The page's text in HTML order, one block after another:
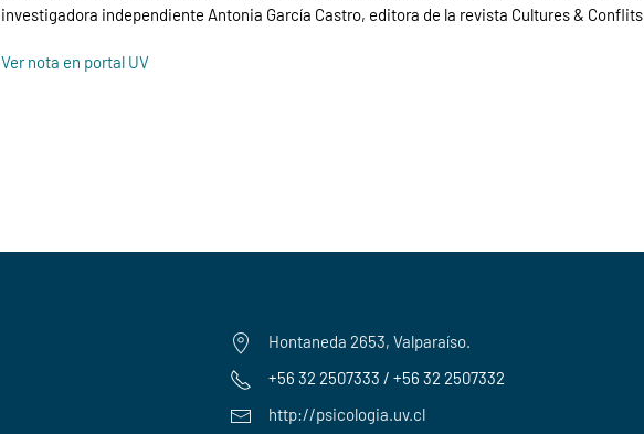
investigadora independiente Antonia García Castro, editora de la revista Cultures &
Ver nota en portal UV
Hontaneda 2653, Valparaíso.
+56 32 2507333 / +56 32 2507332
http://psicologia.uv.cl